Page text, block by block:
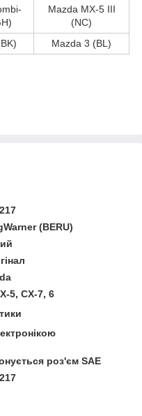
Mazda MX-5 III
(NC)
Mazda 3 (BL)
(BERU)
5, CX-7, 6
роз'єм SAE